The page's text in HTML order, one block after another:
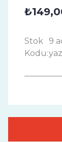
Stok
Kodu:
9